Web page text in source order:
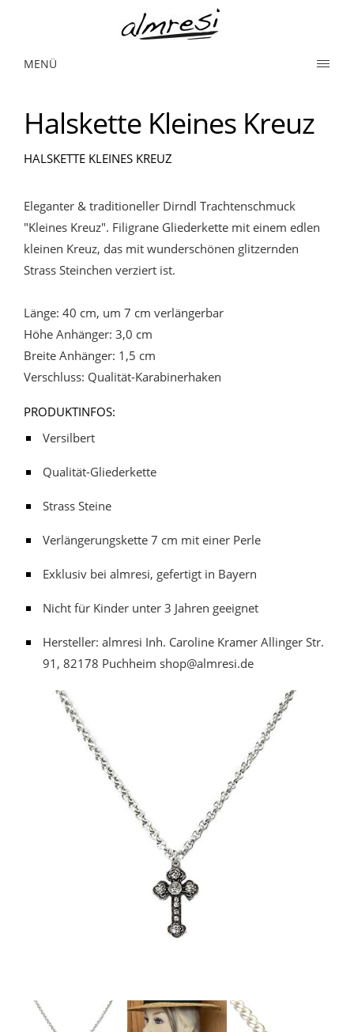
MENÜ
Halskette Kleines Kreuz
HALSKETTE KLEINES KREUZ
Eleganter & traditioneller Dirndl Trachtenschmuck
"Kleines Kreuz". Filigrane Gliederkette mit einem edlen
kleinen Kreuz, das mit wunderschönen glitzernden
Strass Steinchen verziert ist.
Länge: 40 cm, um 7 cm verlängerbar
Höhe Anhänger: 3,0 cm
Breite Anhänger: 1,5 cm
Verschluss: Qualität-Karabinerhaken
PRODUKTINFOS:
Versilbert
Qualität-Gliederkette
Strass Steine
Verlängerungskette 7 cm mit einer Perle
Exklusiv bei almresi, gefertigt in Bayern
Nicht für Kinder unter 3 Jahren geeignet
Hersteller: almresi Inh. Caroline Kramer Allinger Str.
91, 82178 Puchheim shop@almresi.de